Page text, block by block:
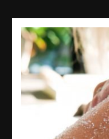
содержимому